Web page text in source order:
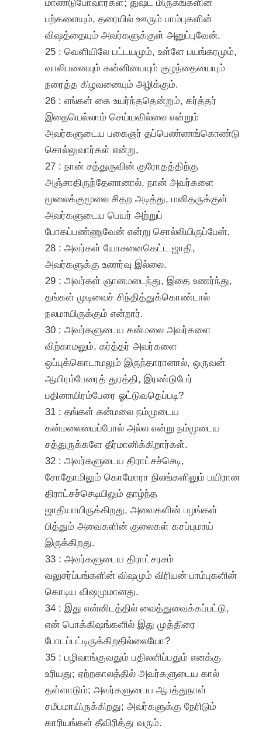
பற்களையும், தரையில் ஊரும் பாம்புகளின்
விஷத்தையும் அவர்களுக்குள் அனுப்புவேன்.
25 : வெளியிலே பட்டயமும், உள்ளே பயங்கரமும்,
வாலிபனையும் கன்னியையும் குழந்தையையும்
நரைத்த கிழவனையும் அழிக்கும்.
26 : எங்கள் கை உயர்ந்ததென்றும், கர்த்தர்
இதையெல்லாம் செய்யவில்லை என்றும்
அவர்களுடைய பகைஞர் தப்பெண்ணங்கொண்டு
சொல்லுவார்கள் என்று,
27 : நான் சத்துருவின் குரோதத்திற்கு
அஞ்சாதிருந்தேனானால், நான் அவர்களை
மூலைக்குமூலை சிதற அடித்து, மனிதருக்குள்
அவர்களுடைய பெயர் அற்றுப்
போகப்பண்ணுவேன் என்று சொல்லியிருப்பேன்.
28 : அவர்கள் யோசனைகெட்ட ஜாதி,
அவர்களுக்கு உணர்வு இல்லை.
29 : அவர்கள் ஞானமடைந்து, இதை உணர்ந்து,
தங்கள் முடிவைச் சிந்தித்துக்கொண்டால்
நலமாயிருக்கும் என்றார்.
30 : அவர்களுடைய கன்மலை அவர்களை
விற்காமலும், கர்த்தர் அவர்களை
ஒப்புக்கொடாமலும் இருந்தாரானால், ஒருவன்
ஆயிரம்பேரைத் துரத்தி, இரண்டுபேர்
பதினாயிரம்பேரை ஓட்டுவதெப்படி?
31 : தங்கள் கன்மலை நம்முடைய
கன்மலையைப்போல் அல்ல என்று நம்முடைய
சத்துருக்களே தீர்மானிக்கிறார்கள்.
32 : அவர்களுடைய திராட்சச்செடி,
சோதோமிலும் கொமோரா நிலங்களிலும் பயிரான
திராட்சச்செடியிலும் தாழ்ந்த
ஜாதியாயிருக்கிறது, அவைகளின் பழங்கள்
பித்தும் அவைகளின் குலைகள் கசப்புமாய்
இருக்கிறது.
33 : அவர்களுடைய திராட்சரசம்
வலுசர்ப்பங்களின் விஷமும் விரியன் பாம்புகளின்
கொடிய விஷமுமானது.
34 : இது என்னிடத்தில் வைத்துவைக்கப்பட்டு,
என் பொக்கிஷங்களில் இது முத்திரை
போடப்பட்டிருக்கிறதில்லையோ?
35 : பழிவாங்குவதும் பதிலளிப்பதும் எனக்கு
உரியது; ஏற்றகாலத்தில் அவர்களுடைய கால்
தள்ளாடும்; அவர்களுடைய ஆபத்துநாள்
சமீபமாயிருக்கிறது; அவர்களுக்கு நேரிடும்
காரியங்கள் தீவிரித்து வரும்.